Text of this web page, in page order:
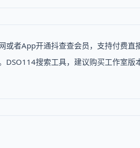
或者App开通抖查查会员，支持付费
DSO114搜索工具，建议购买工作室版